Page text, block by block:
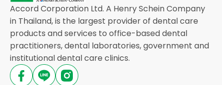
Accord Corporation Ltd. A Henry Schein Company
in Thailand, is the largest provider of dental care
products and services to office-based dental
practitioners, dental laboratories, government and
institutional dental care clinics.